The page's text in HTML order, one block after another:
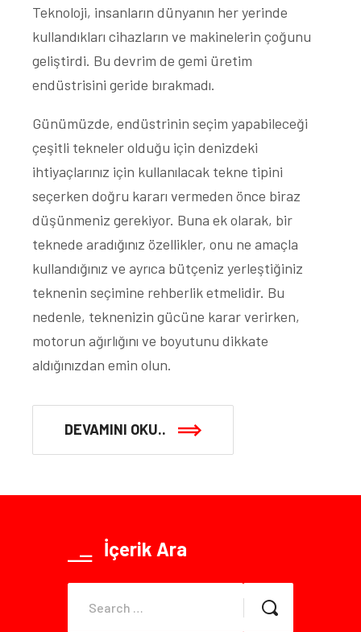
Teknoloji, insanların dünyanın her yerinde
kullandıkları cihazların ve makinelerin çoğunu
geliştirdi. Bu devrim de gemi üretim
endüstrisini geride bırakmadı.
Günümüzde, endüstrinin seçim yapabileceği
çeşitli tekneler olduğu için denizdeki
ihtiyaçlarınız için kullanılacak tekne tipini
seçerken doğru kararı vermeden önce biraz
düşünmeniz gerekiyor. Buna ek olarak, bir
teknede aradığınız özellikler, onu ne amaçla
kullandığınız ve ayrıca bütçeniz yerleştiğiniz
teknenin seçimine rehberlik etmelidir. Bu
nedenle, teknenizin gücüne karar verirken,
motorun ağırlığını ve boyutunu dikkate
aldığınızdan emin olun.
DEVAMINI OKU..
İçerik Ara